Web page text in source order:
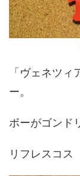
「ヴェネツ
ー。
ボーがゴンド
リフレスコス